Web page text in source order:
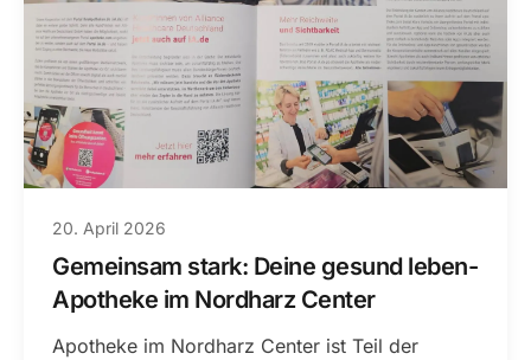
20. April 2026
Gemeinsam stark: Deine gesund leben-
Apotheke im Nordharz Center
Apotheke im Nordharz Center ist Teil der